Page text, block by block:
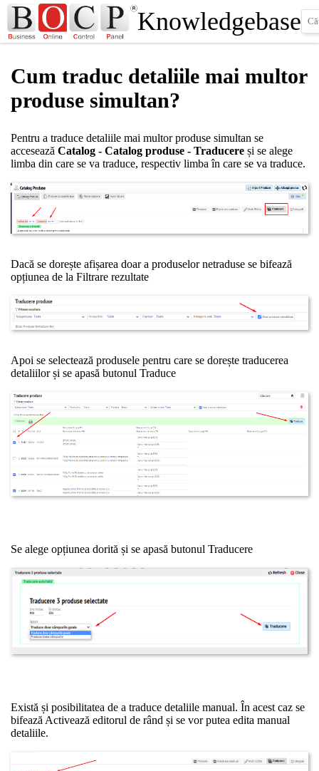
Knowledgebase
Cum traduc detaliile mai multor
produse simultan?
Pentru a traduce detaliile mai multor produse simultan se
accesează Catalog - Catalog produse - Traducere și se alege
limba din care se va traduce, respectiv limba în care se va traduce.
Dacă se dorește afișarea doar a produselor netraduse se bifează
opțiunea de la Filtrare rezultate
Apoi se selectează produsele pentru care se dorește traducerea
detaliilor și se apasă butonul Traduce
Se alege opțiunea dorită și se apasă butonul Traducere
Există și posibilitatea de a traduce detaliile manual. În acest caz se
bifează Activează editorul de rând și se vor putea edita manual
detaliile.